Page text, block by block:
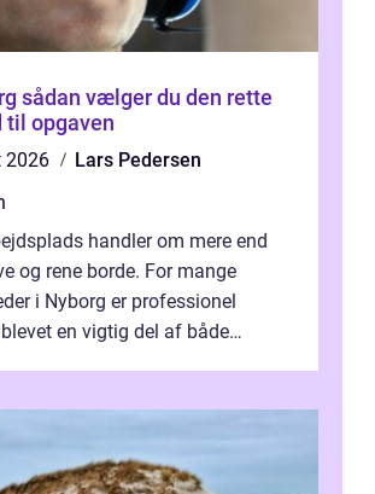
rette
til opgaven
2026
Lars Pedersen
handler om mere end
og rene borde. For mange
i Nyborg er professionel
en vigtig del af både